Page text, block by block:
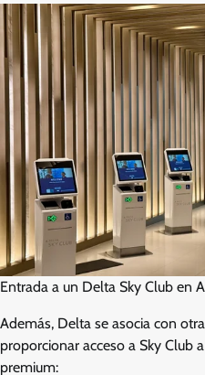
Entrada a un Delta Sky Club en
Además, Delta se asocia con
proporcionar acceso a Sky Club
premium: